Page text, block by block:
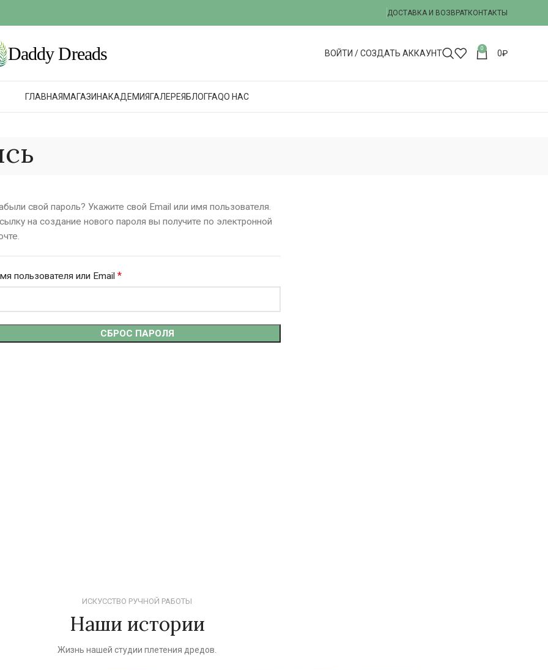
ДОСТАВКА И ВОЗВРАТКОНТАКТЫ
ВОЙТИ / СОЗДАТЬ АККАУНТ 0 0₽
ГЛАВНАЯ МАГАЗИНАКАДЕМИЯ ГАЛЕРЕЯ БЛОГFAQО НАС
свой пароль? Укажите свой Email или имя пользователя.
на создание нового пароля вы получите по электронной
пользователя или Email *
СБРОС ПАРОЛЯ
ИСКУССТВО РУЧНОЙ РАБОТЫ
Наши истории
Жизнь нашей студии плетения дредов.